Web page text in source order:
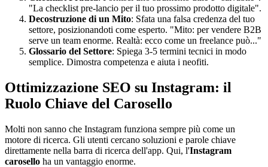
"La checklist pre-lancio per il tuo prossimo prodotto digitale".
Decostruzione di un Mito: Sfata una falsa credenza del tuo
settore, posizionandoti come esperto. "Mito: per vendere B2B
serve un team enorme. Realtà: ecco come un freelance può..."
Glossario del Settore: Spiega 3-5 termini tecnici in modo
semplice. Dimostra competenza e aiuta i neofiti.
Ottimizzazione SEO su Instagram: il
Ruolo Chiave del Carosello
Molti non sanno che Instagram funziona sempre più come un
motore di ricerca. Gli utenti cercano soluzioni e parole chiave
direttamente nella barra di ricerca dell'app. Qui, l'Instagram
carosello ha un vantaggio enorme.